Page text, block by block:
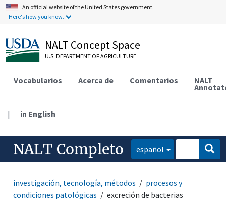
An official website of the United States government.
Here's how you know.
NALT Concept Space
U.S. DEPARTMENT OF AGRICULTURE
Vocabularios Acerca de Comentarios NALT
| in English
NALT Completo español
investigación, tecnología, métodos
procesos y
condiciones patológicas
excreción de bacterias